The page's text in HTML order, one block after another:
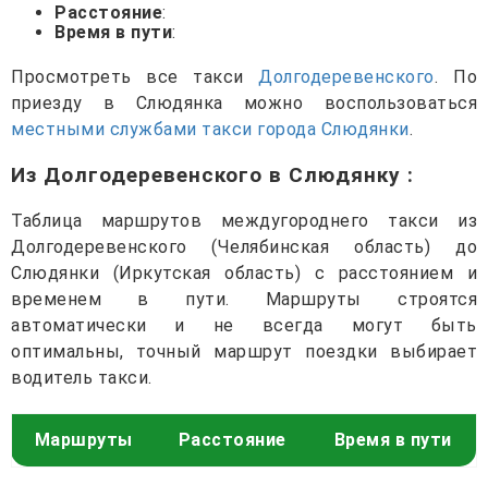
Расстояние:
Время в пути:
Просмотреть все такси Долгодеревенского. По
приезду в Слюдянка можно воспользоваться
местными службами такси города Слюдянки.
Из Долгодеревенского в Слюдянку :
Таблица маршрутов междугороднего такси из
Долгодеревенского (Челябинская область) до
Слюдянки (Иркутская область) с расстоянием и
временем в пути. Маршруты строятся
автоматически и не всегда могут быть
оптимальны, точный маршрут поездки выбирает
водитель такси.
Маршруты Расстояние Время в пути